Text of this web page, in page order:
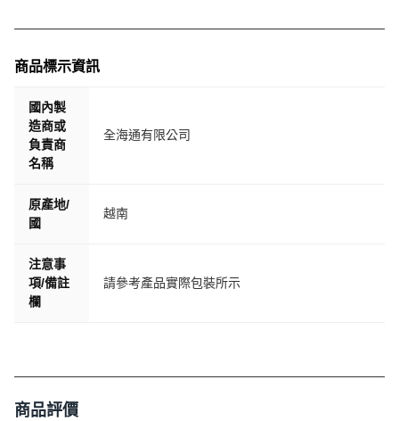
商品標示資訊
國內製
造商或
負責商
名稱
全海通有限公司
原產地/
國
越南
注意事
項/備註
欄
請參考產品實際包裝所示
商品評價